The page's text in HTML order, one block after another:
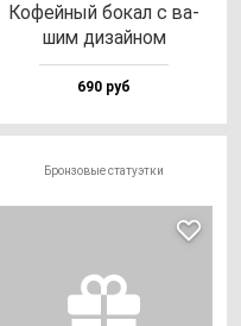
Кофей­ный бо­кал с ва­
шим ди­зай­ном
690 руб
Бронзовые статуэтки